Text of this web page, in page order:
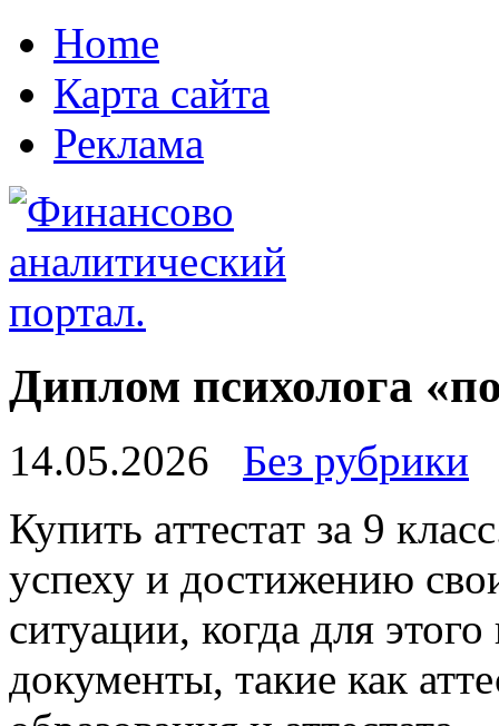
Home
Карта сайта
Реклама
Диплом психолога
14.05.2026
Без рубрики
Купить aттeстaт зa 9
успеху и достижению
ситуации, когда для
документы, такие как